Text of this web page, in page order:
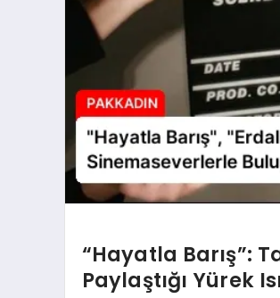
“Hayatla Barış”:
Paylaştığı Yürek